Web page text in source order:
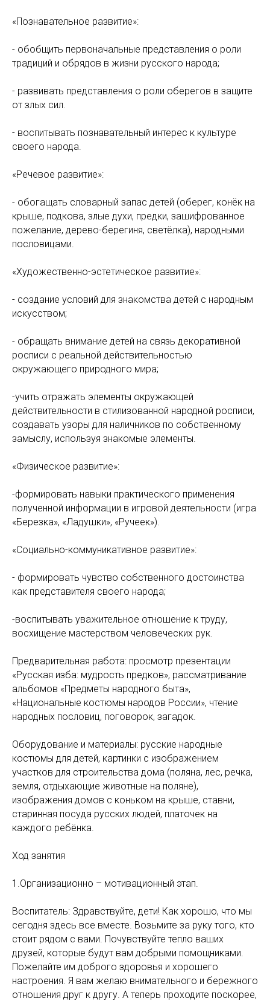
«Познавательное развитие»:
- обобщить первоначальные представления о роли
традиций и обрядов в жизни русского народа;
- развивать представления о роли оберегов в защите
от злых сил.
- воспитывать познавательный интерес к культуре
своего народа.
«Речевое развитие»:
- обогащать словарный запас детей (оберег, конёк на
крыше, подкова, злые духи, предки, зашифрованное
пожелание, дерево-берегиня, светёлка), народными
пословицами.
«Художественно-эстетическое развитие»:
- создание условий для знакомства детей с народным
искусством;
- обращать внимание детей на связь декоративной
росписи с реальной действительностью
окружающего природного мира;
-учить отражать элементы окружающей
действительности в стилизованной народной росписи,
создавать узоры для наличников по собственному
замыслу, используя знакомые элементы.
«Физическое развитие»:
-формировать навыки практического применения
полученной информации в игровой деятельности (игра
«Березка», «Ладушки», «Ручеек»).
«Социально-коммуникативное развитие»:
- формировать чувство собственного достоинства
как представителя своего народа;
-воспитывать уважительное отношение к труду,
восхищение мастерством человеческих рук.
Предварительная работа: просмотр презентации
«Русская изба: мудрость предков», рассматривание
альбомов «Предметы народного быта»,
«Национальные костюмы народов России», чтение
народных пословиц, поговорок, загадок.
Оборудование и материалы: русские народные
костюмы для детей, картинки с изображением
участков для строительства дома (поляна, лес, речка,
земля, отдыхающие животные на поляне),
изображения домов с коньком на крыше, ставни,
старинная посуда русских людей, платочек на
каждого ребёнка.
Ход занятия
1.Организационно – мотивационный этап.
Воспитатель: Здравствуйте, дети! Как хорошо, что мы
сегодня здесь все вместе. Возьмите за руку того, кто
стоит рядом с вами. Почувствуйте тепло ваших
друзей, которые будут вам добрыми помощниками.
Пожелайте им доброго здоровья и хорошего
настроения. Я вам желаю внимательного и бережного
отношения друг к другу. А теперь проходите поскорее,